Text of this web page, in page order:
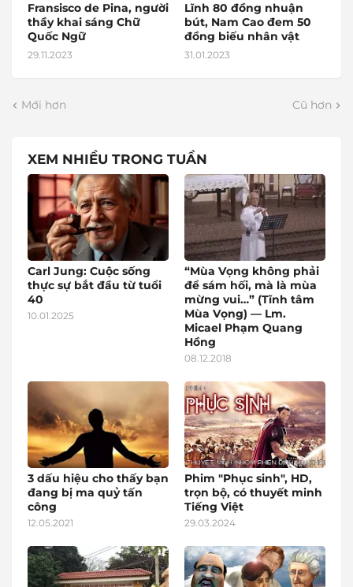
Fransisco de Pina, người
thầy khai sáng Chữ
Quốc Ngữ
29.11.2023
Lĩnh 80 đồng nhuận
bút, Nam Cao đem 50
đồng biếu nhân vật
31.01.2023
Mới hơn Cũ hơn
XEM NHIỀU TRONG TUẦN
Carl Jung: Cuộc sống
thực sự bắt đầu từ tuổi
40
10.01.2025
“Mùa Vọng không phải
để sám hối, mà là mùa
mừng vui…” (Tĩnh tâm
Mùa Vọng) — Lm.
Micael Phạm Quang
Hồng
08.12.2018
3 dấu hiệu cho thấy bạn
đang bị ma quỷ tấn
công
12.05.2021
Phim "Phục sinh", HD,
trọn bộ, có thuyết minh
Tiếng Việt
29.03.2024